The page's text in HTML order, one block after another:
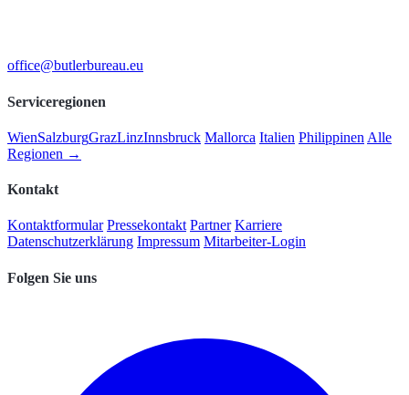
office@butlerbureau.eu
Serviceregionen
WienSalzburgGrazLinzInnsbruck Mallorca Italien Philippinen Alle
Regionen →
Kontakt
Kontaktformular Pressekontakt Partner Karriere
Datenschutzerklärung Impressum Mitarbeiter-Login
Folgen Sie uns